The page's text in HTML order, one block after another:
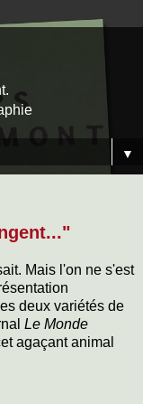
▼
Mais l'on ne s'est
deux variétés de
Le Monde
agaçant animal